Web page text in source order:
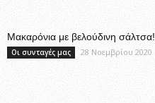
Μακαρόνια με βελούδινη σάλτσα!
Οι συνταγές μας 28 Νοεμβρίου 2020